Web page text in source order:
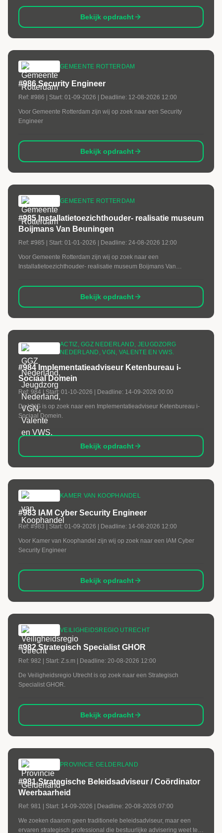
Bekijk opdracht
GEMEENTE ROTTERDAM
#986 Security Engineer
Ref: #986 | Start: 01-09-2026 | Deadline: 12-08-2026 12:00
Voor Gemeente Rotterdam zijn wij op zoek naar een Security
Engineer
Bekijk opdracht
GEMEENTE ROTTERDAM
#985 Installatietoezichthouder- realisatie museum
Boijmans Van Beuningen
Ref: #985 | Start: 01-01-2026 | Deadline: 24-08-2026 12:00
Voor Gemeente Rotterdam zijn wij op zoek naar een
Installatietoezichthouder- realisatie museum Boijmans Van
Bekijk opdracht
ACTIZ, GGZ NEDERLAND, JEUGDZORG
NEDERLAND, VGN, VALENTE EN VWS.
#984 Implementatieadviseur Ketenbureau i-
Sociaal Domein
Ref: 984 | Start: 01-10-2026 | Deadline: 14-09-2026 00:00
De VNG is op zoek naar een Implementatieadviseur Ketenbureau i-
Sociaal Domein.
Bekijk opdracht
KAMER VAN KOOPHANDEL
#983 IAM Cyber Security Engineer
Ref: #983 | Start: 01-09-2026 | Deadline: 14-08-2026 12:00
Voor Kamer van Koophandel zijn wij op zoek naar een IAM Cyber
Security Engineer
Bekijk opdracht
VEILIGHEIDSREGIO UTRECHT
#982 Strategisch Specialist GHOR
Ref: 982 | Start: Z.s.m | Deadline: 20-08-2026 12:00
De Veiligheidsregio Utrecht is op zoek naar een Strategisch
Specialist GHOR.
Bekijk opdracht
PROVINCIE GELDERLAND
#981 Strategische Beleidsadviseur / Coördinator
Weerbaarheid
Ref: 981 | Start: 14-09-2026 | Deadline: 20-08-2026 07:00
We zoeken daarom geen traditionele beleidsadviseur, maar een
ervaren strategisch professional die bestuurlijke advisering weet te